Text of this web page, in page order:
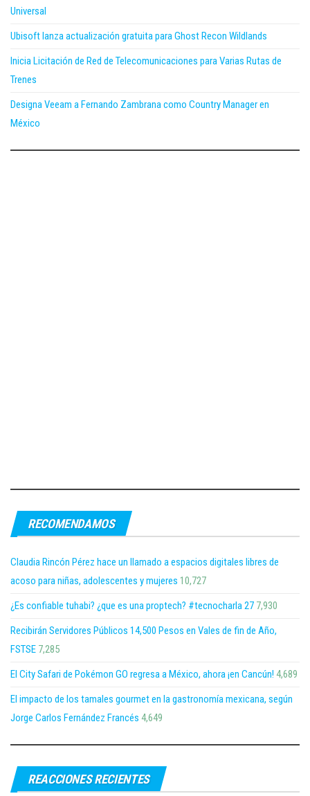
Universal
Ubisoft lanza actualización gratuita para Ghost Recon Wildlands
Inicia Licitación de Red de Telecomunicaciones para Varias Rutas de
Trenes
Designa Veeam a Fernando Zambrana como Country Manager en
México
RECOMENDAMOS
Claudia Rincón Pérez hace un llamado a espacios digitales libres de
acoso para niñas, adolescentes y mujeres 10,727
¿Es confiable tuhabi? ¿que es una proptech? #tecnocharla 27 7,930
Recibirán Servidores Públicos 14,500 Pesos en Vales de fin de Año,
FSTSE 7,285
El City Safari de Pokémon GO regresa a México, ahora ¡en Cancún! 4,689
El impacto de los tamales gourmet en la gastronomía mexicana, según
Jorge Carlos Fernández Francés 4,649
REACCIONES RECIENTES